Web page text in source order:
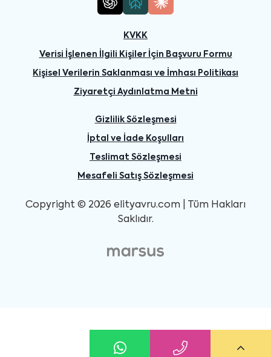
KVKK
Verisi İşlenen İlgili Kişiler İçin Başvuru Formu
Kişisel Verilerin Saklanması ve İmhası Politikası
Ziyaretçi Aydınlatma Metni
Gizlilik Sözleşmesi
İptal ve İade Koşulları
Teslimat Sözleşmesi
Mesafeli Satış Sözleşmesi
Copyright © 2026 elityavru.com | Tüm Hakları
Saklıdır.